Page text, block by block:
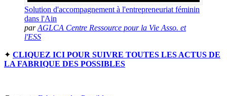
Solution d'accompagnement à l'entrepreneuriat féminin
dans l'Ain
parAGLCA Centre Ressource pour la Vie Asso. et
l'ESS
✦ CLIQUEZ ICI POUR SUIVRE TOUTES LES ACTUS DE
LA FABRIQUE DES POSSIBLES